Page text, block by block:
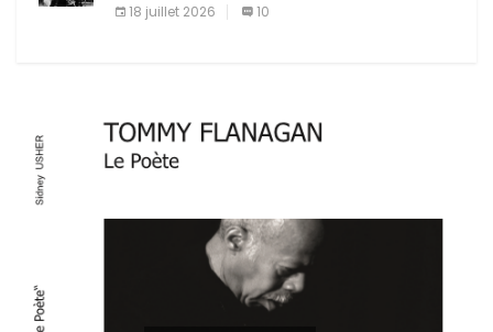
18 juillet 2026 10